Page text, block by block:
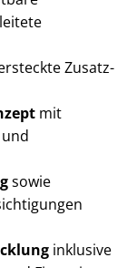
Zu­satz­
mit
sowie
inklusive